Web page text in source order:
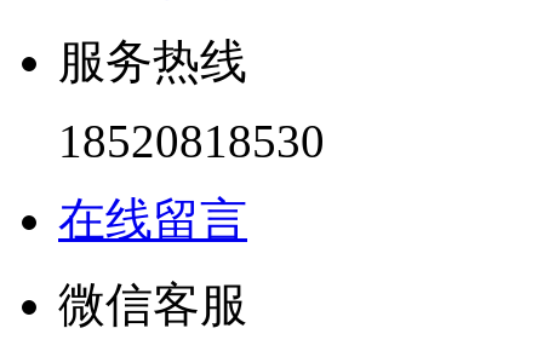
服务热线
18520818530
在线留言
微信客服